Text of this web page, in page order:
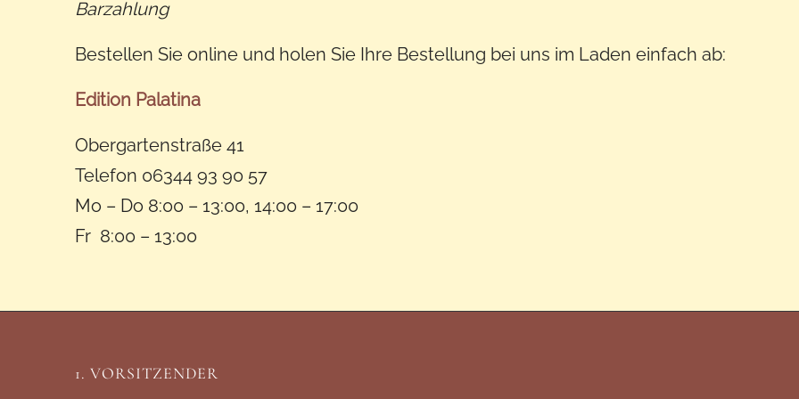
Barzahlung
Bestellen Sie online und holen Sie Ihre Bestellung bei uns im Laden einfach ab:
Edition Palatina
Obergartenstraße 41
Telefon 06344 93 90 57
Mo – Do 8:00 – 13:00, 14:00 – 17:00
Fr 8:00 – 13:00
1. VORSITZENDER